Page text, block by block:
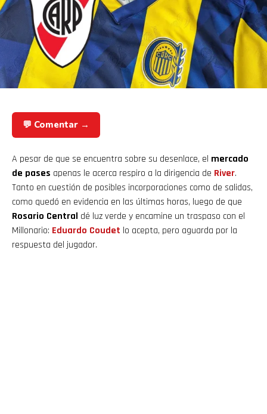
💬 Comentar →
A pesar de que se encuentra sobre su desenlace, el mercado
de pases apenas le acerca respiro a la dirigencia de River.
Tanto en cuestión de posibles incorporaciones como de salidas,
como quedó en evidencia en las últimas horas, luego de que
Rosario Central dé luz verde y encamine un traspaso con el
Millonario: Eduardo Coudet lo acepta, pero aguarda por la
respuesta del jugador.